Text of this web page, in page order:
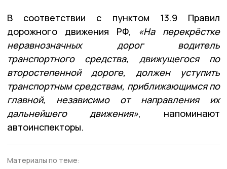
В соответствии с пунктом 13.9 Правил
дорожного движения РФ, «На перекрёстке
неравнозначных дорог водитель
транспортного средства, движущегося по
второстепенной дороге, должен уступить
транспортным средствам, приближающимся по
главной, независимо от направления их
дальнейшего движения», напоминают
автоинспекторы.
Материалы по теме: